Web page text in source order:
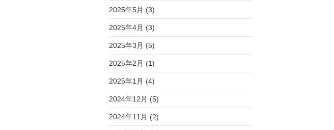
2025年5月 (3)
2025年4月 (3)
2025年3月 (5)
2025年2月 (1)
2025年1月 (4)
2024年12月 (5)
2024年11月 (2)